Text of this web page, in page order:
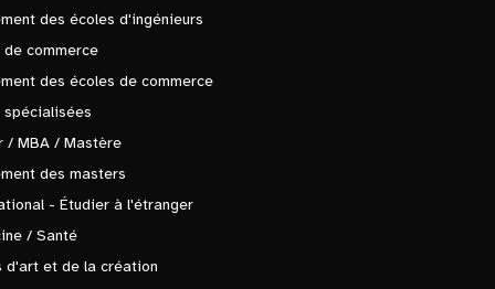
des écoles d'ingénieurs
de commerce
des écoles de commerce
spécialisées
/ MBA / Mastère
des masters
- Étudier à l'étranger
/ Santé
d'art et de la création